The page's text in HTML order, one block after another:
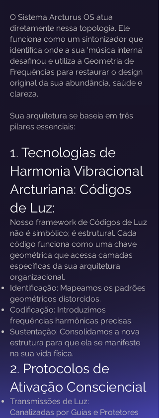
O Sistema Arcturus OS atua
diretamente nessa topologia. Ele
funciona como um sintonizador que
identifica onde a sua 'música interna'
desafinou e utiliza a Geometria de
Frequências para restaurar o design
original da sua abundância, saúde e
clareza.
Sua arquitetura se baseia em três
pilares essenciais:
1. Tecnologias de
Harmonia Vibracional
Arcturiana: Códigos
de Luz:
Nosso framework de Códigos de Luz
não é simbólico; é estrutural. Cada
código funciona como uma chave
geométrica que acessa camadas
específicas da sua arquitetura
organizacional.
Identificação: Mapeamos os padrões
geométricos distorcidos.
Codificação: Introduzimos
frequências harmônicas precisas.
Sustentação: Consolidamos a nova
estrutura para que ela se manifeste
na sua vida física.
2. Protocolos de
Ativação Consciencial
Transmissões de Luz:
Canalizadas por Guias e Protetores